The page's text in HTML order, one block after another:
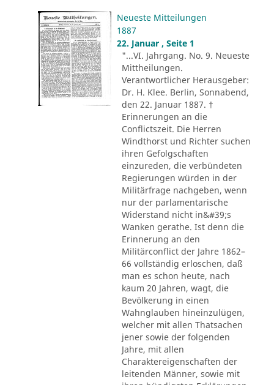
Neueste Mitteilungen
1887
22. Januar , Seite 1
"...VI. Jahrgang. No. 9. Neueste
Mittheilungen.
Verantwortlicher Herausgeber:
Dr. H. Klee. Berlin, Sonnabend,
den 22. Januar 1887. †
Erinnerungen an die
Conflictszeit. Die Herren
Windthorst und Richter suchen
ihren Gefolgschaften
einzureden, die verbündeten
Regierungen würden in der
Militärfrage nachgeben, wenn
nur der parlamentarische
Widerstand nicht in&#39;s
Wanken gerathe. Ist denn die
Erinnerung an den
Militärconflict der Jahre 1862–
66 vollständig erloschen, daß
man es schon heute, nach
kaum 20 Jahren, wagt, die
Bevölkerung in einen
Wahnglauben hineinzulügen,
welcher mit allen Thatsachen
jener sowie der folgenden
Jahre, mit allen
Charaktereigenschaften der
leitenden Männer, sowie mit